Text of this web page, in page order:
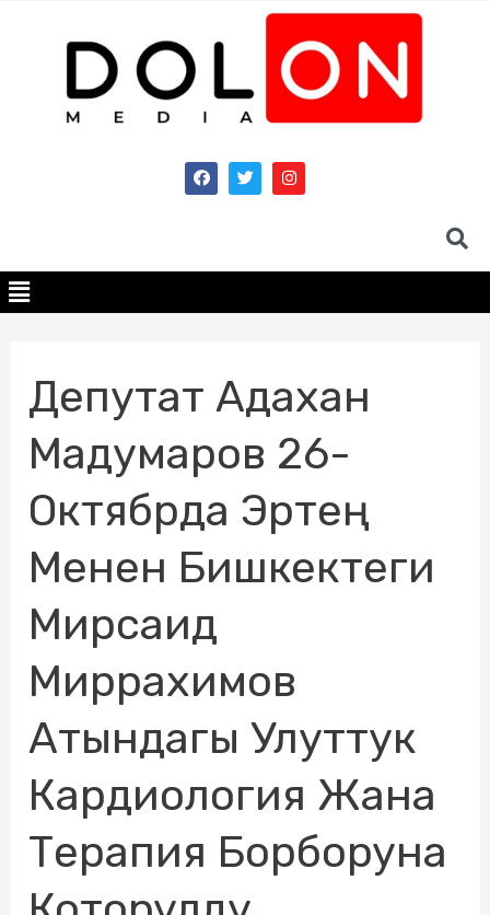
Депутат Адахан
Мадумаров 26-
Октябрда Эртең
Менен Бишкектеги
Мирсаид
Миррахимов
Атындагы Улуттук
Кардиология Жана
Терапия Борборуна